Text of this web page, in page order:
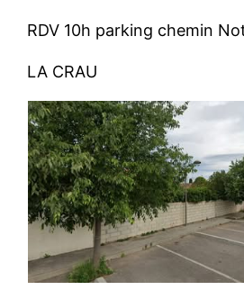
RDV 10h parking chemin
LA CRAU